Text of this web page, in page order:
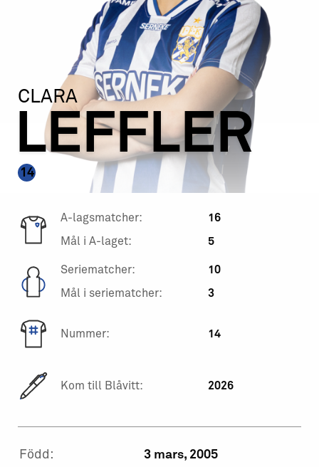
CLARA
LEFFLER
14
A-lagsmatcher: 16
Mål i A-laget: 5
Seriematcher: 10
Mål i seriematcher: 3
Nummer: 14
Kom till Blåvitt: 2026
Född:
3 mars, 2005